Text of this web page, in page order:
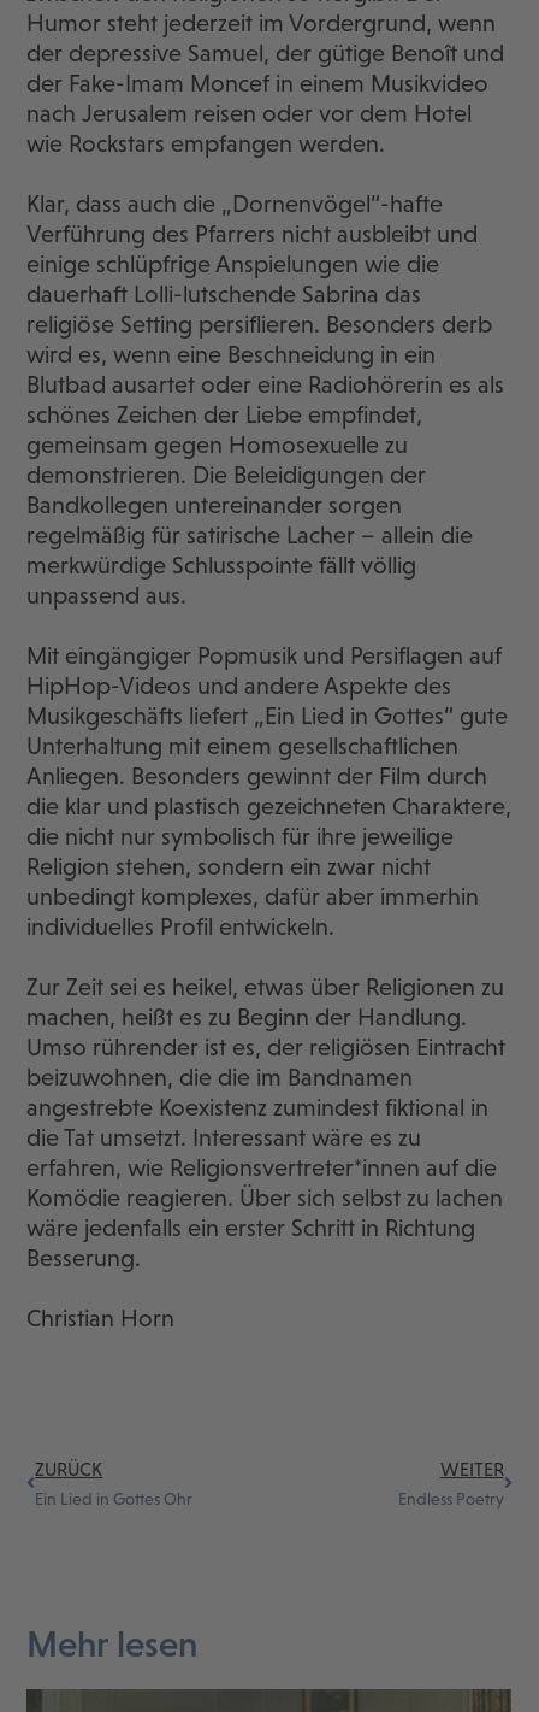
Humor steht jederzeit im Vordergrund, wenn
der depressive Samuel, der gütige Benoît und
der Fake-Imam Moncef in einem Musikvideo
nach Jerusalem reisen oder vor dem Hotel
wie Rockstars empfangen werden.
Klar, dass auch die „Dornenvögel“-hafte
Verführung des Pfarrers nicht ausbleibt und
einige schlüpfrige Anspielungen wie die
dauerhaft Lolli-lutschende Sabrina das
religiöse Setting persiflieren. Besonders derb
wird es, wenn eine Beschneidung in ein
Blutbad ausartet oder eine Radiohörerin es als
schönes Zeichen der Liebe empfindet,
gemeinsam gegen Homosexuelle zu
demonstrieren. Die Beleidigungen der
Bandkollegen untereinander sorgen
regelmäßig für satirische Lacher – allein die
merkwürdige Schlusspointe fällt völlig
unpassend aus.
Mit eingängiger Popmusik und Persiflagen auf
HipHop-Videos und andere Aspekte des
Musikgeschäfts liefert „Ein Lied in Gottes“ gute
Unterhaltung mit einem gesellschaftlichen
Anliegen. Besonders gewinnt der Film durch
die klar und plastisch gezeichneten Charaktere,
die nicht nur symbolisch für ihre jeweilige
Religion stehen, sondern ein zwar nicht
unbedingt komplexes, dafür aber immerhin
individuelles Profil entwickeln.
Zur Zeit sei es heikel, etwas über Religionen zu
machen, heißt es zu Beginn der Handlung.
Umso rührender ist es, der religiösen Eintracht
beizuwohnen, die die im Bandnamen
angestrebte Koexistenz zumindest fiktional in
die Tat umsetzt. Interessant wäre es zu
erfahren, wie Religionsvertreter*innen auf die
Komödie reagieren. Über sich selbst zu lachen
wäre jedenfalls ein erster Schritt in Richtung
Besserung.
Christian Horn
ZURÜCK
Ein Lied in Gottes Ohr
WEITER
Endless Poetry
Mehr lesen